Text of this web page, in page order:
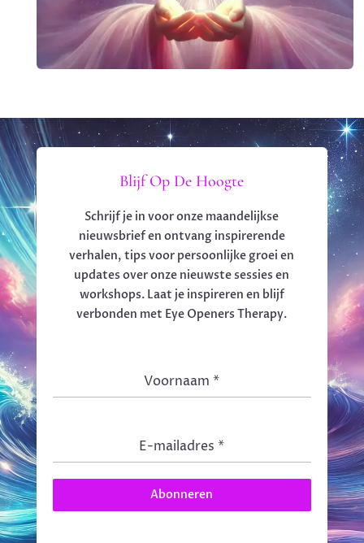
Blijf Op De Hoogte
Schrijf je in voor onze maandelijkse
nieuwsbrief en ontvang inspirerende
verhalen, tips voor persoonlijke groei en
updates over onze nieuwste sessies en
workshops. Laat je inspireren en blijf
verbonden met Eye Openers Therapy.
Voornaam*
E-mailadres*
Abonneren